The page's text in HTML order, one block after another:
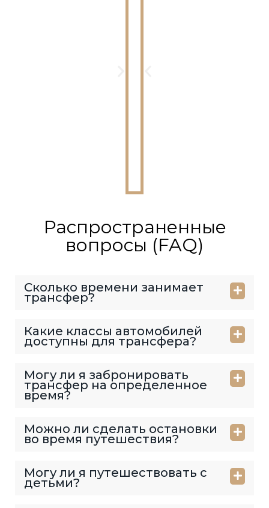
Распространенные
вопросы (FAQ)
Сколько времени занимает
трансфер?
Какие классы автомобилей
доступны для трансфера?
Могу ли я забронировать
трансфер на определенное
время?
Можно ли сделать остановки
во время путешествия?
Могу ли я путешествовать с
детьми?